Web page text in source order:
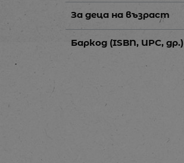
За деца на възраст
Баркод (ISBN, UPC, др.)